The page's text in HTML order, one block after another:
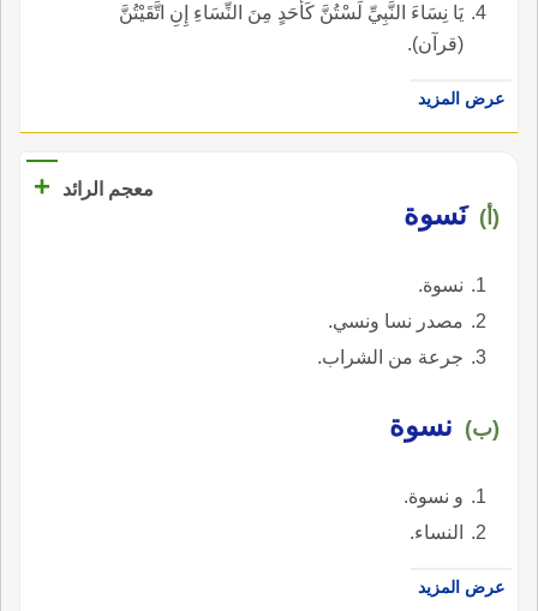
يَا نِسَاءَ النَّبِيِّ لَسْتُنَّ كَأَحَدٍ مِنَ النِّسَاءِ إِنِ اتَّقَيْتُنَّ
(قرآن).
عرض المزيد
معجم الرائد +
(أ) نَسوة
نسوة.
مصدر نسا ونسي.
جرعة من الشراب.
(ب) نسوة
و نسوة.
النساء.
عرض المزيد